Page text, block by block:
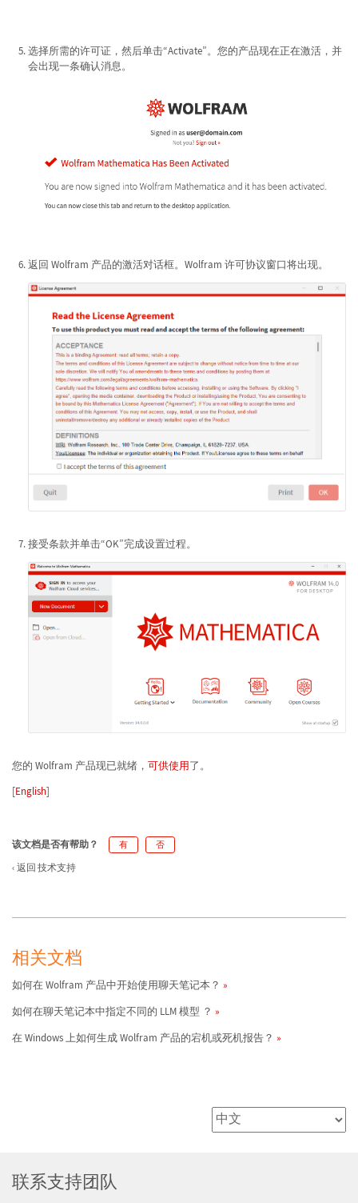
选择所需的许可证，然后单击“Activate”。您的产品现在正在激活，并
会出现一条确认消息。
返回 Wolfram 产品的激活对话框。Wolfram 许可协议窗口将出现。
接受条款并单击“OK”完成设置过程。
您的 Wolfram 产品现已就绪， 可供使用了。
[English]
该文档是否有帮助？ 有 否
返回 技术支持
相关文档
如何在 Wolfram 产品中开始使用聊天笔记本？
如何在聊天笔记本中指定不同的 LLM 模型 ？
在 Windows 上如何生成 Wolfram 产品的宕机或死机报告？
联系支持团队